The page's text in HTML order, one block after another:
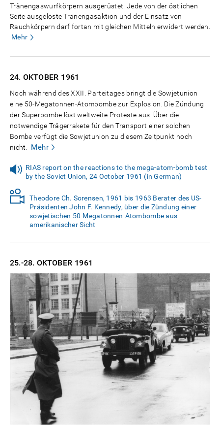
Tränengaswurfkörpern ausgerüstet. Jede von der östlichen
Seite ausgelöste Tränengasaktion und der Einsatz von
Rauchkörpern darf fortan mit gleichen Mitteln erwidert werden.
Mehr
24. OKTOBER 1961
Noch während des XXII. Parteitages bringt die Sowjetunion
eine 50-Megatonnen-Atombombe zur Explosion. Die Zündung
der Superbombe löst weltweite Proteste aus. Über die
notwendige Trägerrakete für den Transport einer solchen
Bombe verfügt die Sowjetunion zu diesem Zeitpunkt noch
nicht.
Mehr
RIAS report on the reactions to the mega-atom-bomb test
by the Soviet Union, 24 October 1961 (in German)
Theodore Ch. Sorensen, 1961 bis 1963 Berater des US-
Präsidenten John F. Kennedy, über die Zündung einer
sowjetischen 50-Megatonnen-Atombombe aus
amerikanischer Sicht
25.-28. OKTOBER 1961